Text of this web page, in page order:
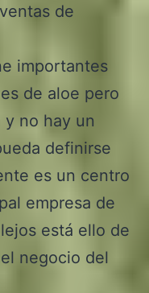
de
importantes
de aloe pero
y no hay un
definirse
es un centro
empresa de
está ello de
negocio del